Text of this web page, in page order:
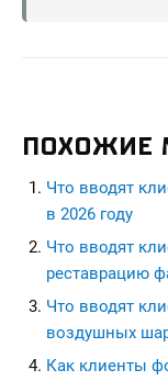
ПОХОЖИЕ
Что вводят
в 2026 году
Что вводят
реставрацию
Что вводят
воздушных
Как клиенты